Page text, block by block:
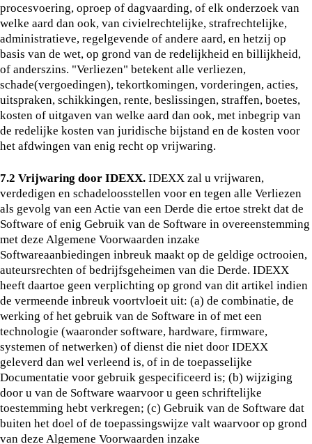
procesvoering, oproep of dagvaarding, of elk onderzoek van
welke aard dan ook, van civielrechtelijke, strafrechtelijke,
administratieve, regelgevende of andere aard, en hetzij op
basis van de wet, op grond van de redelijkheid en billijkheid,
of anderszins. "Verliezen" betekent alle verliezen,
schade(vergoedingen), tekortkomingen, vorderingen, acties,
uitspraken, schikkingen, rente, beslissingen, straffen, boetes,
kosten of uitgaven van welke aard dan ook, met inbegrip van
de redelijke kosten van juridische bijstand en de kosten voor
het afdwingen van enig recht op vrijwaring.
7.2 Vrijwaring door IDEXX. IDEXX zal u vrijwaren,
verdedigen en schadeloosstellen voor en tegen alle Verliezen
als gevolg van een Actie van een Derde die ertoe strekt dat de
Software of enig Gebruik van de Software in overeenstemming
met deze Algemene Voorwaarden inzake
Softwareaanbiedingen inbreuk maakt op de geldige octrooien,
auteursrechten of bedrijfsgeheimen van die Derde. IDEXX
heeft daartoe geen verplichting op grond van dit artikel indien
de vermeende inbreuk voortvloeit uit: (a) de combinatie, de
werking of het gebruik van de Software in of met een
technologie (waaronder software, hardware, firmware,
systemen of netwerken) of dienst die niet door IDEXX
geleverd dan wel verleend is, of in de toepasselijke
Documentatie voor gebruik gespecificeerd is; (b) wijziging
door u van de Software waarvoor u geen schriftelijke
toestemming hebt verkregen; (c) Gebruik van de Software dat
buiten het doel of de toepassingswijze valt waarvoor op grond
van deze Algemene Voorwaarden inzake